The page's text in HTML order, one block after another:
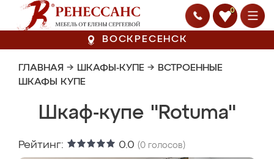
0
ВОСКРЕСЕНСК
ГЛАВНАЯ → ШКАФЫ-КУПЕ → ВСТРОЕННЫЕ
ШКАФЫ КУПЕ
Шкаф-купе "Rotuma"
Рейтинг: 0.0 (0 голосов)